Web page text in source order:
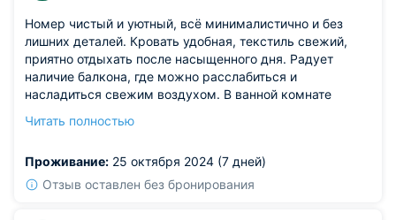
Номер чистый и уютный, всё минималистично и без
лишних деталей. Кровать удобная, текстиль свежий,
приятно отдыхать после насыщенного дня. Радует
наличие балкона, где можно расслабиться и
насладиться свежим воздухом. В ванной комнате
Удобно, что в номере предусмотрены полки и шкафчики
Из недостатков: кондиционер немного шумный ночью.
Читать полностью
Проживание: 25 октября 2024 (7 дней)
Отзыв оставлен без бронирования